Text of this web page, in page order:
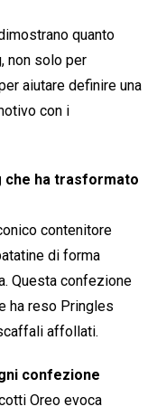
quanto
non solo per
aiutare definireuna
con i
che ha trasformato
contenitore
di forma
Questa confezione
ha reso Pringles
affollati.
confezione
Oreo evoca